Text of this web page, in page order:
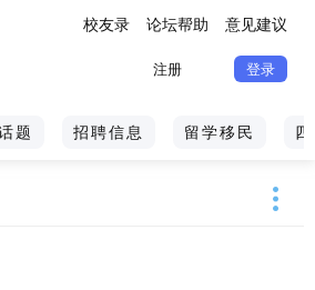
校友录 论坛帮助 意见建议
注册 登录
题 招聘信息 留学移民